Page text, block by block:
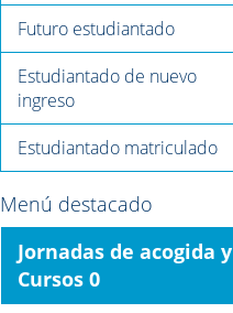
Futuro estudiantado
Estudiantado de nuevo
ingreso
Estudiantado matriculado
Menú destacado
Jornadas de acogida y
Cursos 0